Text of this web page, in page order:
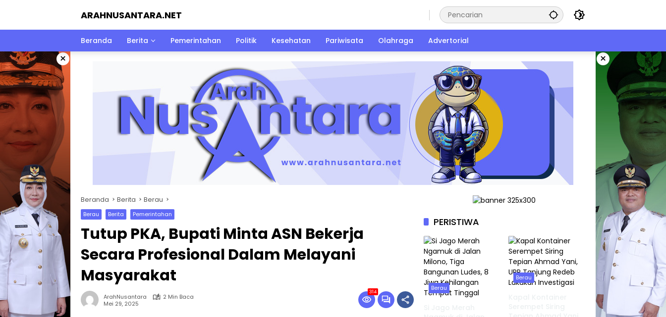
ARAHNUSANTARA.NET
Beranda Berita Pemerintahan Politik Kesehatan Pariwisata Olahraga Advertorial
× ×
Beranda Berita Berau
Berau Berita Pemerintahan
Tutup PKA, Bupati Minta ASN Bekerja
Secara Profesional Dalam Melayani
Masyarakat
ArahNusantara
2 Min Baca
Mei 29, 2025
314
PERISTIWA
Berau
Berau